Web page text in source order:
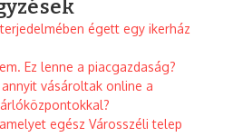
égett egy ikerház
Ez lenne a piacgazdaság?
vásároltak online a
egész Városszéli telep